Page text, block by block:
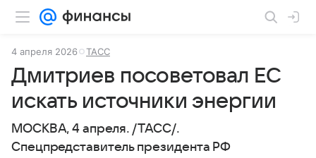
4 апреля 2026 ТАСС
Дмитриев посоветовал ЕС
искать источники энергии
МОСКВА, 4 апреля. /ТАСС/.
Спецпредставитель президента РФ